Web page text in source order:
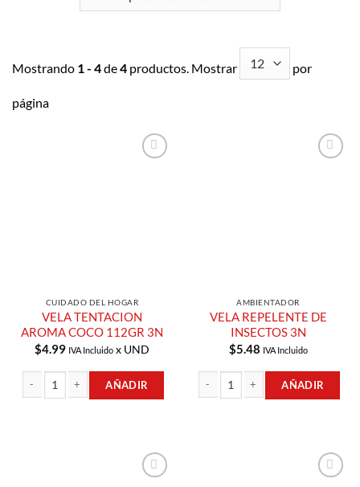
Mostrando 1 - 4de4 productos. Mostrar por
página
CUIDADO DEL HOGAR
VELA TENTACION
AROMA COCO 112GR 3N
$4.99 IVA Incluido x UND
AÑADIR
AMBIENTADOR
VELA REPELENTE DE
INSECTOS 3N
$5.48 IVA Incluido
AÑADIR